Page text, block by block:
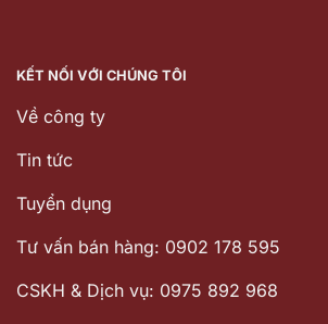
KẾT NỐI VỚI CHÚNG TÔI
Về công ty
Tin tức
Tuyển dụng
Tư vấn bán hàng: 0902 178 595
CSKH & Dịch vụ: 0975 892 968